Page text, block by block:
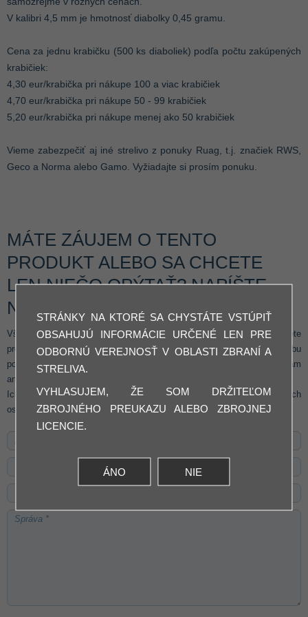
V kalibri 4,5 mm je hmotnosť diabolky 0,45 gramu.
Cena za jednu krabičku (500 ks diaboliek) podľa počtu zakúpených
krabičiek:
4,30 eur/krabička pri nákupe 100 a viac krabičiek
4,70 eur/krabička pri nákupe 50 - 99 krabičiek
5,20 eur/krabička pri nákupe menej ako 50 krabičiek
Vieme zabezpečiť aj iné strelivo z ponuky Ruag, t.j. značiek RWS,
Geco a Norma alebo Gamo. Vyžiadajte si prosím ponuku.
MÁTE ZÁUJEM O TENTO
PRODUKT ALEBO SA CHCETE
LEN NIEČO OPÝTAŤ? NAPÍŠTE
NÁM:
Všetky informácie a osobné údaje, ktoré nám dobrovoľne poskytnete
prostredníctvom on-line formulára, budú slúžiť výlučne pre potrebu
poskytnutia konkrétnej služby a nebudú ďalej poskytované tretím osobám
ani inak komerčne využívané.
Ich odoslaním vyjadrujete svoj súhlas so spracovaním a použitím Vašich
osobných údajov na vyššie uvedené účely.
STRÁNKY NA KTORÉ SA CHYSTÁTE VSTÚPIŤ
OBSAHUJÚ INFORMÁCIE URČENÉ LEN PRE
ODBORNÚ VEREJNOSŤ V OBLASTI ZBRANÍ A
STRELIVA.
VYHLASUJEM, ŽE SOM DRŽITEĽOM
ZBROJNÉHO PREUKAZU ALEBO ZBROJNEJ
LICENCIE.
ÁNO NIE